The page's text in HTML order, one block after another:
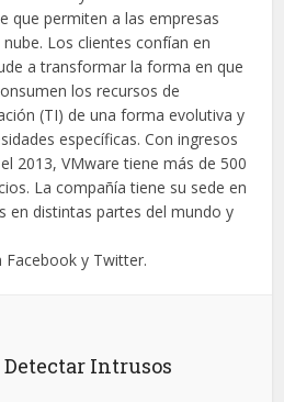
que permiten a las empresas
Los clientes confían en
a transformar la forma en que
los recursos de
(TI) de una forma evolutiva y
específicas. Con ingresos
2013, VMware tiene más de 500
La compañía tiene su sede en
en distintas partes del mundo y
y Twitter.
Intrusos